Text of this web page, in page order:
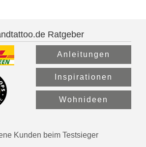
Ratgeber
Anleitungen
Inspirationen
Wohnideen
Kunden beim Testsieger